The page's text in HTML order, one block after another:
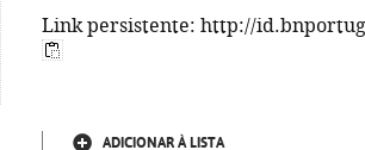
Link persistente: http://
ADICIONAR À LISTA